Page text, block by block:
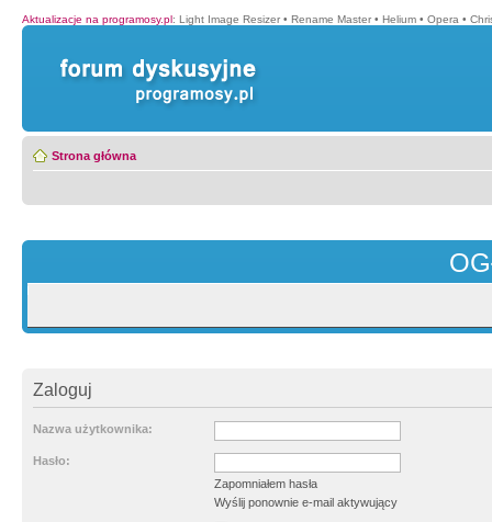
Aktualizacje na programosy.pl: Light Image Resizer • Rename Master • Helium • Opera •
Strona główna
Zaloguj
Nazwa użytkownika:
Hasło:
Zapomniałem hasła
Wyślij ponownie e-mail aktywujący